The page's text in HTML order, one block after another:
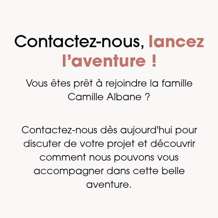
Contactez-nous, lancez
l’aventure !
Vous êtes prêt à rejoindre la famille
Camille Albane ?
Contactez-nous dès aujourd'hui pour
discuter de votre projet et découvrir
comment nous pouvons vous
accompagner dans cette belle
aventure.